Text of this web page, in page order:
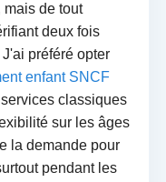
de tout
deux fois
préféré opter
enfant SNCF
classiques
sur les âges
la demande pour
pendant les